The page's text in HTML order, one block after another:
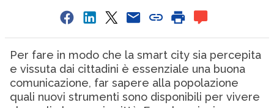
Per fare in modo che la smart city sia percepita
e vissuta dai cittadini è essenziale una buona
comunicazione, far sapere alla popolazione
quali nuovi strumenti sono disponibili per vivere